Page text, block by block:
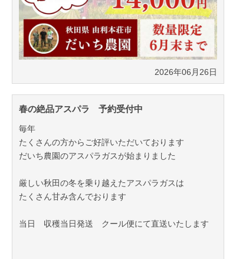
2026年06月26日
春の絶品アスパラ 予約受付中
毎年
たくさんの方からご好評いただいております
だいち農園のアスパラガスが始まりました
厳しい秋田の冬を乗り越えたアスパラガスは
たくさん甘み含んでおります
当日 収穫当日発送 クール便にて直送いたします